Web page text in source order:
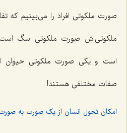
صورت ملکوتى افراد را مى‌بینیم که
ملکوتی‌اش صورت ملکوتى سگ
است و یکى صورت ملکوتى حیوان
صفات مختلفى هستند!
امکان تحول انسان از یک صورت به